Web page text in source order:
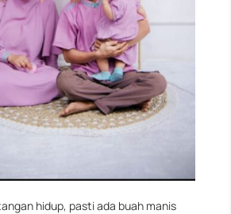
hidup, pasti ada buah manis